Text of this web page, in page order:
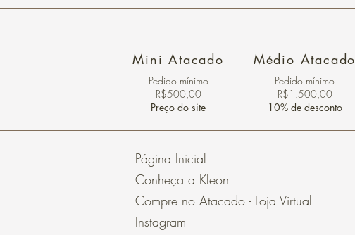
Mini Atacado
Pedido ​mínimo
R$500,00
Preço do site
Médio Atacado
Pedido mínimo
R$1.500,00
10% de desconto
Página Inicial
Conheça a Kleon
Compre no Atacado - Loja Virtual
Instagram